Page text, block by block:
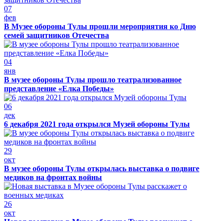
07
фев
В Музее обороны Тулы прошли мероприятия ко Дню
семей защитников Отечества
04
янв
В музее обороны Тулы прошло театрализованное
представление «Елка Победы»
06
дек
6 декабря 2021 года открылся Музей обороны Тулы
29
окт
В музее обороны Тулы открылась выставка о подвиге
медиков на фронтах войны
26
окт